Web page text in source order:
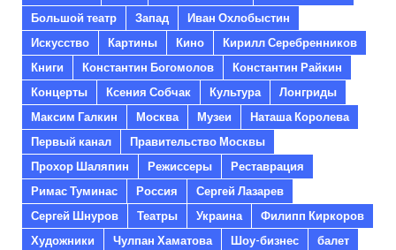
Большой театр
Запад
Иван Охлобыстин
Искусство
Картины Кино
Кирилл Серебренников
Книги
Константин Богомолов
Константин Райкин
Концерты
Ксения Собчак Культура
Лонгриды
Максим Галкин
Москва Музеи
Наташа Королева
Первый канал
Правительство Москвы
Прохор Шаляпин
Режиссеры
Реставрация
Римас Туминас
Россия
Сергей Лазарев
Сергей Шнуров
Театры Украина
Филипп Киркоров
Художники
Чулпан Хаматова Шоу-бизнес
балет